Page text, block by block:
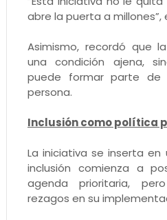
abre la puerta a millones”,
Asimismo, recordó que
una condición ajena,
puede formar parte de
persona.
Inclusión como política
La iniciativa se inserta
inclusión comienza a
agenda prioritaria,
rezagos en su